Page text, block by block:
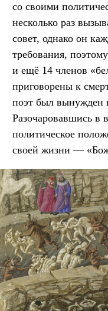
со своими
несколько раз
совет, однако он
требования,
и ещё 14 членов
приговорены к
поэт был вынужден
Разочаровавшись в
политическое
своей жизни —